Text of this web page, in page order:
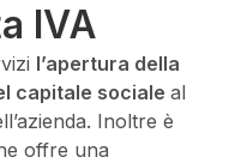
IVA
l’apertura della
capitale sociale al
Inoltre è
offre una